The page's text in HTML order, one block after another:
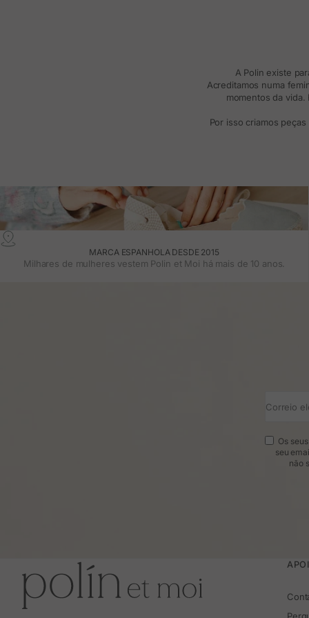
A Polin existe
Acreditamos numa
momentos da
Por isso criamos
MARCA ESPANHOLA DESDE 2015
Milhares de mulheres vestem Polin et Moi há mais de 10 anos.
Correio
Os
seu
não